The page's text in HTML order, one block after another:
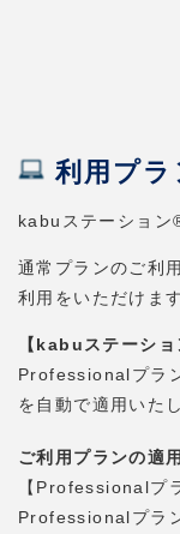
利用プラ
kabuステーショ
通常プランのご利
利用をいただけます
【kabuステーシ
Professionalプラ
を自動で適用いた
ご利用プランの適
【Professionalプ
Professionalプラ